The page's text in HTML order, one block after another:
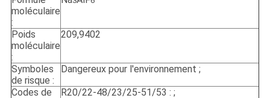
moléculaire
:
Poids
moléculaire
:
209,9402
Symboles
de risque :
Dangereux pour l'environnement ;
Codes de
R20/22-48/23/25-51/53 : ;